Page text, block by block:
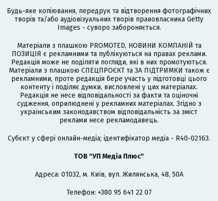
Будь-яке копіювання, передрук та відтворення фотографічних
творів та/або аудіовізуальних творів правовласника Getty
Images - суворо забороняється.
Матеріали з плашкою PROMOTED, НОВИНИ КОМПАНІЙ та
ПОЗИЦІЯ є рекламними та публікуються на правах реклами.
Редакція може не поділяти погляди, які в них промотуються.
Матеріали з плашкою СПЕЦПРОЄКТ та ЗА ПІДТРИМКИ також є
рекламними, проте редакція бере участь у підготовці цього
контенту і поділяє думки, висловлені у цих матеріалах.
Редакція не несе відповідальності за факти та оціночні
судження, оприлюднені у рекламних матеріалах. Згідно з
українським законодавством відповідальність за зміст
реклами несе рекламодавець.
Cубєкт у сфері онлайн-медіа; ідентифікатор медіа - R40-02163.
ТОВ "УП Медіа Плюс"
Адреса: 01032, м. Київ, вул. Жилянська, 48, 50А
Телефон: +380 95 641 22 07